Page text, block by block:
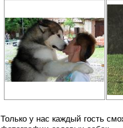
Только у нас каждый гость